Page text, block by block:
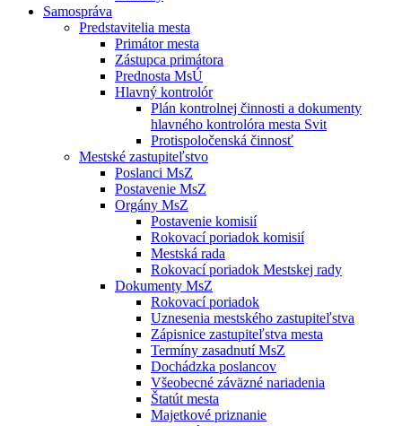
Samospráva
Predstavitelia mesta
Primátor mesta
Zástupca primátora
Prednosta MsÚ
Hlavný kontrolór
Plán kontrolnej činnosti a dokumenty
hlavného kontrolóra mesta Svit
Protispoločenská činnosť
Mestské zastupiteľstvo
Poslanci MsZ
Postavenie MsZ
Orgány MsZ
Postavenie komisií
Rokovací poriadok komisií
Mestská rada
Rokovací poriadok Mestskej rady
Dokumenty MsZ
Rokovací poriadok
Uznesenia mestského zastupiteľstva
Zápisnice zastupiteľstva mesta
Termíny zasadnutí MsZ
Dochádzka poslancov
Všeobecné záväzné nariadenia
Štatút mesta
Majetkové priznanie